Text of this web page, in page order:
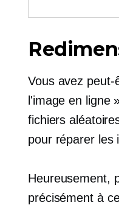
Vous avez
l'image en ligne
fichiers
pour réparer les
Heureusement,
précisément à